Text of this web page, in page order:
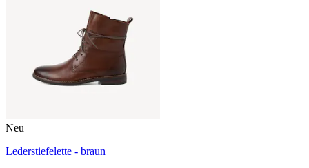
Neu
Lederstiefelette - braun